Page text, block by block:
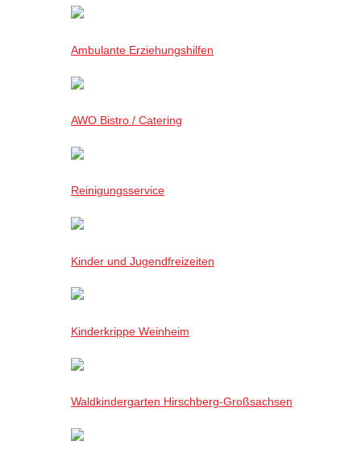
Ambulante Erziehungshilfen
AWO Bistro / Catering
Reinigungsservice
Kinder und Jugendfreizeiten
Kinderkrippe Weinheim
Waldkindergarten Hirschberg-Großsachsen